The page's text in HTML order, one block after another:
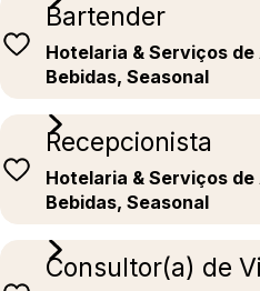
Bartender
Hotelaria & Serviços
Bebidas, Seasonal
Recepcionista
Hotelaria & Serviços
Bebidas, Seasonal
Consultor(a) de